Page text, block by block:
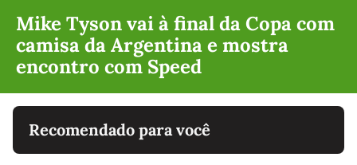
Mike Tyson vai à final da Copa com
camisa da Argentina e mostra
encontro com Speed
Recomendado para você